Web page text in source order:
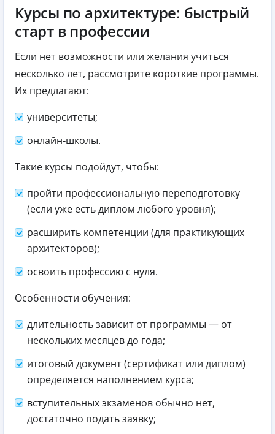
Курсы по архитектуре: быстрый
старт в профессии
Если нет возможности или желания учиться
несколько лет, рассмотрите короткие программы.
Их предлагают:
университеты;
онлайн‑школы.
Такие курсы подойдут, чтобы:
пройти профессиональную переподготовку
(если уже есть диплом любого уровня);
расширить компетенции (для практикующих
архитекторов);
освоить профессию с нуля.
Особенности обучения:
длительность зависит от программы — от
нескольких месяцев до года;
итоговый документ (сертификат или диплом)
определяется наполнением курса;
вступительных экзаменов обычно нет,
достаточно подать заявку;